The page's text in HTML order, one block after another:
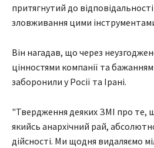
притягнутий до
зловживання цими
Він нагадав, що через
цінностями компанії та
заборонили у Росії та Ірані.
"Твердження деяких ЗМІ про те,
якийсь анархічний рай,
дійсності. Ми щодня видаляємо